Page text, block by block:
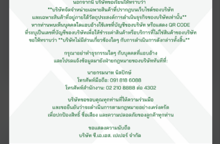
28 เมษายน 2565
เยี่ยมชมโรงงานผลิตกระดาษทิชชู ซี. เอ. เอส.
เปเปอร์ มิลล์ จ.สิงห์บุรี